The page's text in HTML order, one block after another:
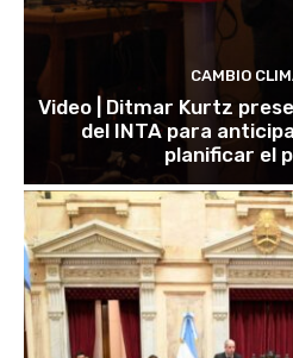
CAMBIO
Video | Ditmar Kurtz
del INTA para
planificar el